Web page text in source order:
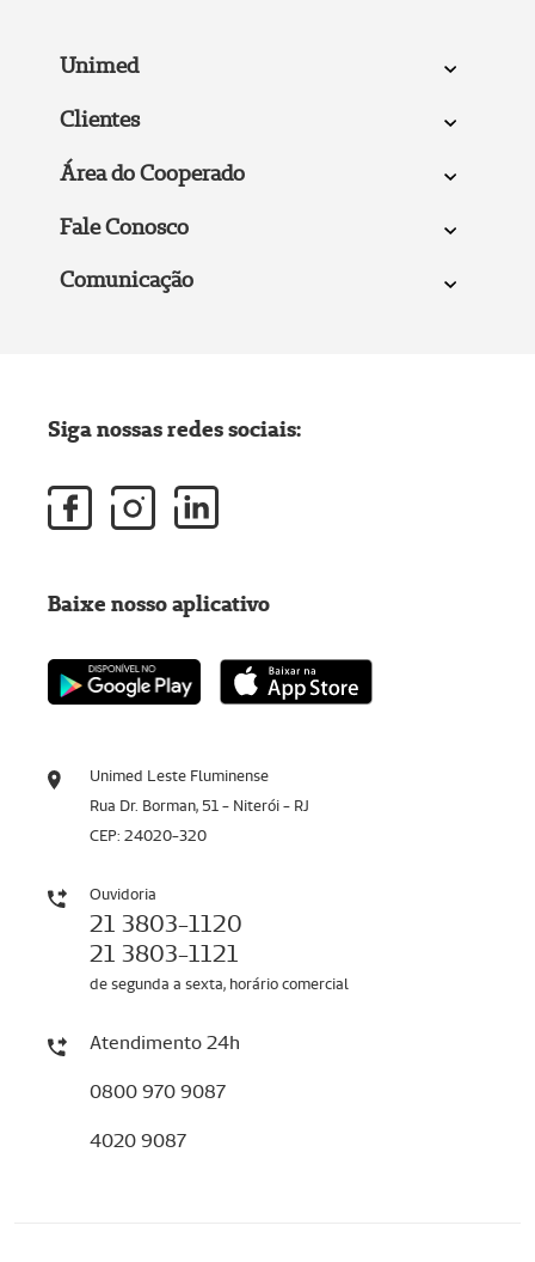
Unimed
Clientes
Área do Cooperado
Fale Conosco
Comunicação
Unimed Leste Fluminense
Rua Dr. Borman, 51 - Niterói - RJ
CEP: 24020-320
Ouvidoria
21 3803-1120
21 3803-1121
de segunda a sexta, horário comercial
Atendimento 24h
0800 970 9087
4020 9087
Siga nossas redes sociais:
Baixe nosso aplicativo